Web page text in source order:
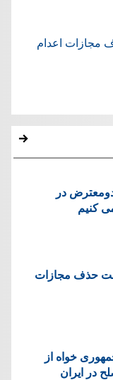
مجازات اعدام
در
کنیم
حذف مجازات
خواه از
در ایران